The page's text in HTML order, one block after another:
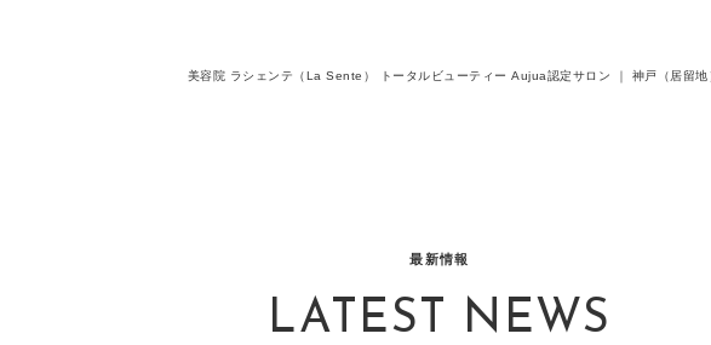
美容院 ラシェンテ（La Sente） トータルビューティー Aujua認定サロン ｜ 神戸（居留地
最新情報
LATEST NEWS